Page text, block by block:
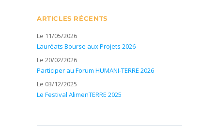
ARTICLES RÉCENTS
Le 11/05/2026
Lauréats Bourse aux Projets 2026
Le 20/02/2026
Participer au Forum HUMANI-TERRE 2026
Le 03/12/2025
Le Festival AlimenTERRE 2025